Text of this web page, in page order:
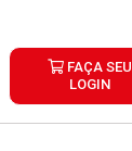
FAÇA SEU
LOGIN